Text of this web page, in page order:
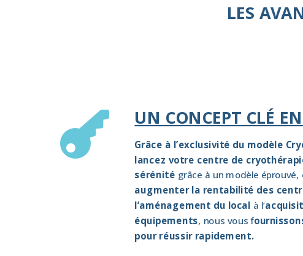
LES
 UN CONCEPT CLÉ
Grâce à l’exclusivité du modèle
lancez votre centre de
sérénité grâce à un modèle éprouvé,
augmenter la rentabilité des
l’aménagement du local à l’
équipements, nous vous f
pour réussir rapidement.